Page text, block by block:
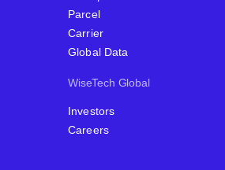
Parcel
Carrier
Global Data
WiseTech Global
Investors
Careers